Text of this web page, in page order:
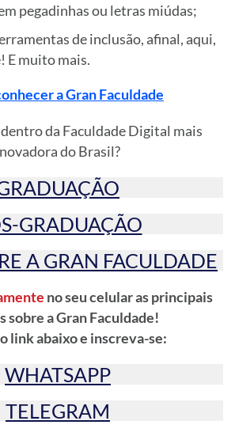
pegadinhas ou letras miúdas;
de inclusão, afinal, aqui,
E muito mais.
a Gran Faculdade
da Faculdade Digital mais
do Brasil?
GRADUAÇÃO
A GRAN FACULDADE
no seu celular as principais
sobre a Gran Faculdade!
link abaixo e inscreva-se:
WHATSAPP
TELEGRAM